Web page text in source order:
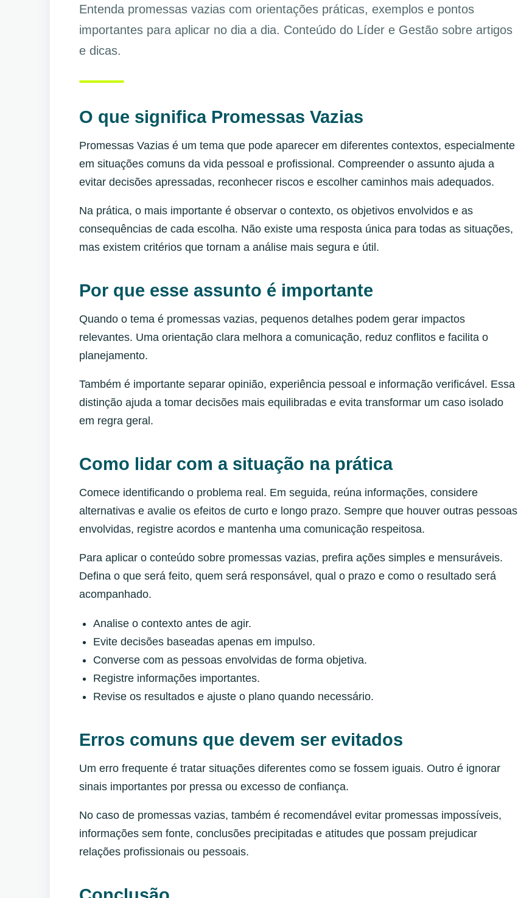
Entenda promessas vazias com orientações práticas, exemplos e pontos
importantes para aplicar no dia a dia. Conteúdo do Líder e Gestão sobre artigos
e dicas.
O que significa Promessas Vazias
Promessas Vazias é um tema que pode aparecer em diferentes contextos, especialmente
em situações comuns da vida pessoal e profissional. Compreender o assunto ajuda a
evitar decisões apressadas, reconhecer riscos e escolher caminhos mais adequados.
Na prática, o mais importante é observar o contexto, os objetivos envolvidos e as
consequências de cada escolha. Não existe uma resposta única para todas as situações,
mas existem critérios que tornam a análise mais segura e útil.
Por que esse assunto é importante
Quando o tema é promessas vazias, pequenos detalhes podem gerar impactos
relevantes. Uma orientação clara melhora a comunicação, reduz conflitos e facilita o
planejamento.
Também é importante separar opinião, experiência pessoal e informação verificável. Essa
distinção ajuda a tomar decisões mais equilibradas e evita transformar um caso isolado
em regra geral.
Como lidar com a situação na prática
Comece identificando o problema real. Em seguida, reúna informações, considere
alternativas e avalie os efeitos de curto e longo prazo. Sempre que houver outras pessoas
envolvidas, registre acordos e mantenha uma comunicação respeitosa.
Para aplicar o conteúdo sobre promessas vazias, prefira ações simples e mensuráveis.
Defina o que será feito, quem será responsável, qual o prazo e como o resultado será
acompanhado.
Analise o contexto antes de agir.
Evite decisões baseadas apenas em impulso.
Converse com as pessoas envolvidas de forma objetiva.
Registre informações importantes.
Revise os resultados e ajuste o plano quando necessário.
Erros comuns que devem ser evitados
Um erro frequente é tratar situações diferentes como se fossem iguais. Outro é ignorar
sinais importantes por pressa ou excesso de confiança.
No caso de promessas vazias, também é recomendável evitar promessas impossíveis,
informações sem fonte, conclusões precipitadas e atitudes que possam prejudicar
relações profissionais ou pessoais.